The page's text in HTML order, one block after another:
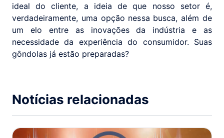
ideal do cliente, a ideia de que nosso setor é,
verdadeiramente, uma opção nessa busca, além de
um elo entre as inovações da indústria e as
necessidade da experiência do consumidor. Suas
gôndolas já estão preparadas?
Notícias relacionadas